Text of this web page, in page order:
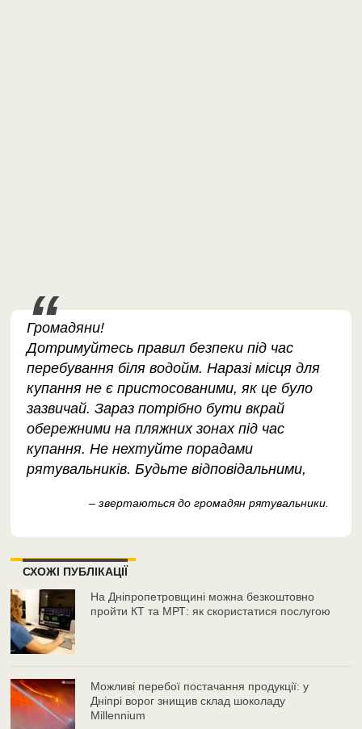
Громадяни!
Дотримуйтесь правил безпеки під час
перебування біля водойм. Наразі місця для
купання не є пристосованими, як це було
зазвичай. Зараз потрібно бути вкрай
обережними на пляжних зонах під час
купання. Не нехтуйте порадами
рятувальників. Будьте відповідальними,
– звертаються до громадян рятувальники.
СХОЖІ ПУБЛІКАЦІЇ
На Дніпропетровщині можна безкоштовно
пройти КТ та МРТ: як скористатися послугою
Можливі перебої постачання продукції: у
Дніпрі ворог знищив склад шоколаду
Millennium